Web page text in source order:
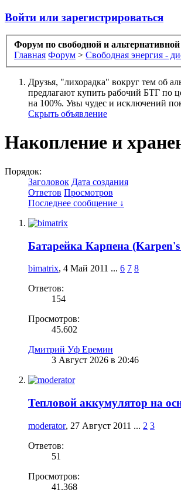
Войти или зарегистрироваться
Форум по свободной и
Главная Форум > Свободная энергия -
Друзья, "лихорадка" вокруг тем об
предлагают купить рабочий БТГ по
на 100%. Увы чудес и исключений
Скрыть объявление
Накопление и
Порядок:
Заголовок Дата создания
Ответов Просмотров
Последнее сообщение ↓
Батарейка Карпена
bimatrix, 4 Май 2011 ... 6 7 8
Ответов:
154
Просмотров:
45.602
Дмитрий Уф Еремин
3 Август 2026 в 20:46
Тепловой аккумулятор на
moderator, 27 Август 2011 ... 2 3
Ответов:
51
Просмотров:
41.368